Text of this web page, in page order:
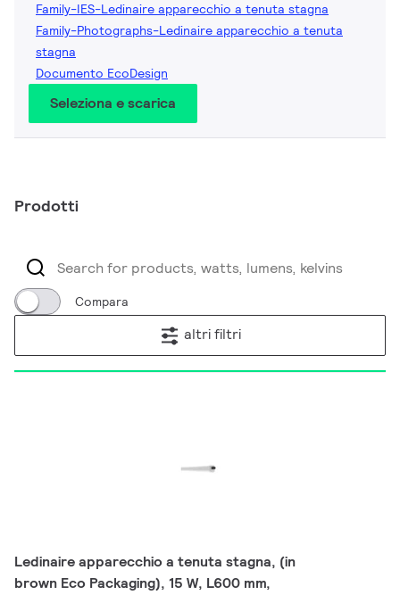
Family-IES-Ledinaire apparecchio a tenuta stagna
Family-Photographs-Ledinaire apparecchio a tenuta
stagna
Documento EcoDesign
Seleziona e scarica
Prodotti
Compara
altri filtri
Ledinaire apparecchio a tenuta stagna, (in
brown Eco Packaging), 15 W, L600 mm,